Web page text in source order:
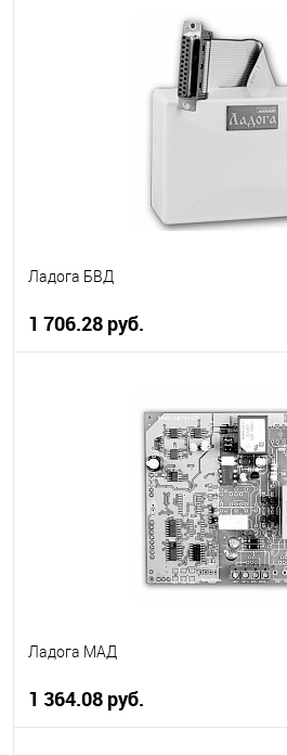
Ладога БВД
1 706.28 руб.
Ладога МАД
1 364.08 руб.